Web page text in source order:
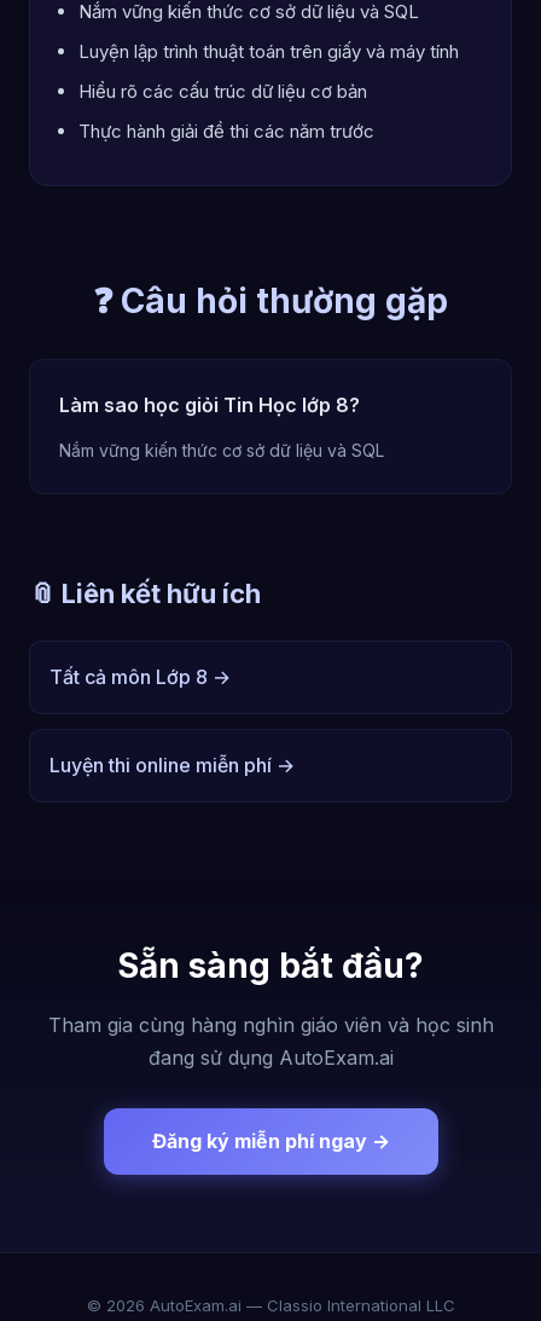
Nắm vững kiến thức cơ sở dữ liệu và SQL
Luyện lập trình thuật toán trên giấy và máy tính
Hiểu rõ các cấu trúc dữ liệu cơ bản
Thực hành giải đề thi các năm trước
❓ Câu hỏi thường gặp
Làm sao học giỏi Tin Học lớp 8?
Nắm vững kiến thức cơ sở dữ liệu và SQL
📎 Liên kết hữu ích
Tất cả môn Lớp 8 →
Luyện thi online miễn phí →
Sẵn sàng bắt đầu?
Tham gia cùng hàng nghìn giáo viên và học sinh
đang sử dụng AutoExam.ai
Đăng ký miễn phí ngay →
© 2026 AutoExam.ai — Classio International LLC